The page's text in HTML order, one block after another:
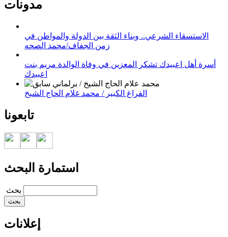
مدونات
الاستسقاء الشرعي.. وبناء الثقة بين الدولة والمواطن في
زمن الجفاف/محمد الصحه
أسرة أهل اعبيدك تشكر المعزين في وفاة الوالدة مريم بنت
اعبيدك
الفراغ الكبير / محمد غلام الحاج الشيخ
تابعونا
استمارة البحث
‏بحث ‏
إعلانات